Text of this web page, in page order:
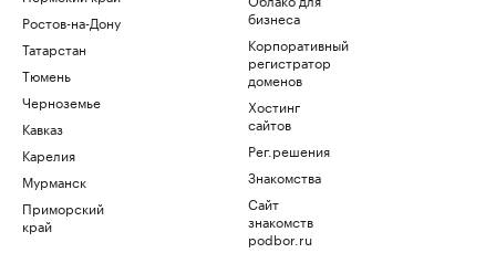
Ростов-на-Дону
Татарстан
Тюмень
Черноземье
Кавказ
Карелия
Мурманск
Приморский
край
бизнеса
Корпоративный
регистратор
доменов
Хостинг
сайтов
Рег.решения
Знакомства
Сайт
знакомств
podbor.ru